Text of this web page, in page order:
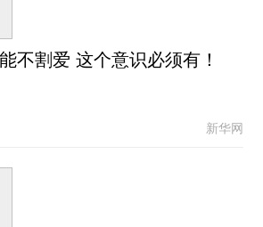
不割爱 这个意识必须有！
新华网